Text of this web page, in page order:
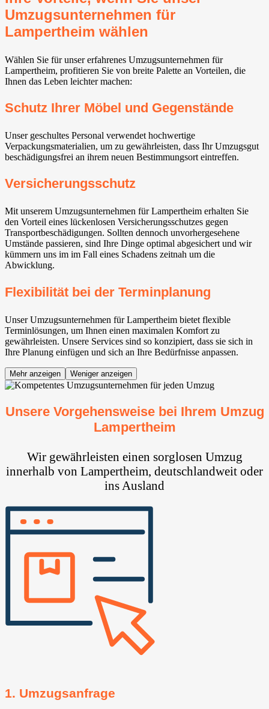
Umzugsunternehmen für
Lampertheim wählen
Wählen Sie für unser erfahrenes Umzugsunternehmen für
Lampertheim, profitieren Sie von breite Palette an Vorteilen, die
Ihnen das Leben leichter machen:
Schutz Ihrer Möbel und Gegenstände
Unser geschultes Personal verwendet hochwertige
Verpackungsmaterialien, um zu gewährleisten, dass Ihr Umzugsgut
beschädigungsfrei an ihrem neuen Bestimmungsort eintreffen.
Versicherungsschutz
Mit unserem Umzugsunternehmen für Lampertheim erhalten Sie
den Vorteil eines lückenlosen Versicherungsschutzes gegen
Transportbeschädigungen. Sollten dennoch unvorhergesehene
Umstände passieren, sind Ihre Dinge optimal abgesichert und wir
kümmern uns im im Fall eines Schadens zeitnah um die
Abwicklung.
Flexibilität bei der Terminplanung
Unser Umzugsunternehmen für Lampertheim bietet flexible
Terminlösungen, um Ihnen einen maximalen Komfort zu
gewährleisten. Unsere Services sind so konzipiert, dass sie sich in
Ihre Planung einfügen und sich an Ihre Bedürfnisse anpassen.
Mehr anzeigen Weniger anzeigen
Unsere Vorgehensweise bei Ihrem Umzug
Lampertheim
Wir gewährleisten einen sorglosen Umzug
innerhalb von Lampertheim, deutschlandweit oder
ins Ausland
1. Umzugsanfrage